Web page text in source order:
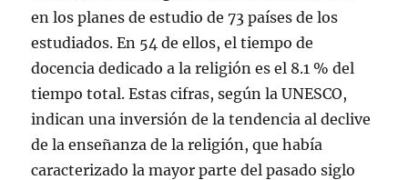
en los planes de estudio de 73 países de los
estudiados. En 54 de ellos, el tiempo de
docencia dedicado a la religión es el 8.1 % del
tiempo total. Estas cifras, según la UNESCO,
indican una inversión de la tendencia al declive
de la enseñanza de la religión, que había
caracterizado la mayor parte del pasado siglo